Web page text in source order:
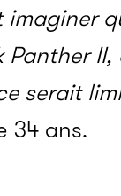
Panther
serait
34 ans.